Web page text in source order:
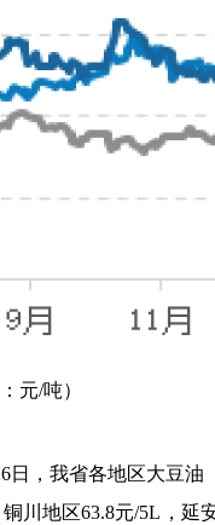
元/吨）
，我省各地区大豆油
川地区63.8元/5L，延